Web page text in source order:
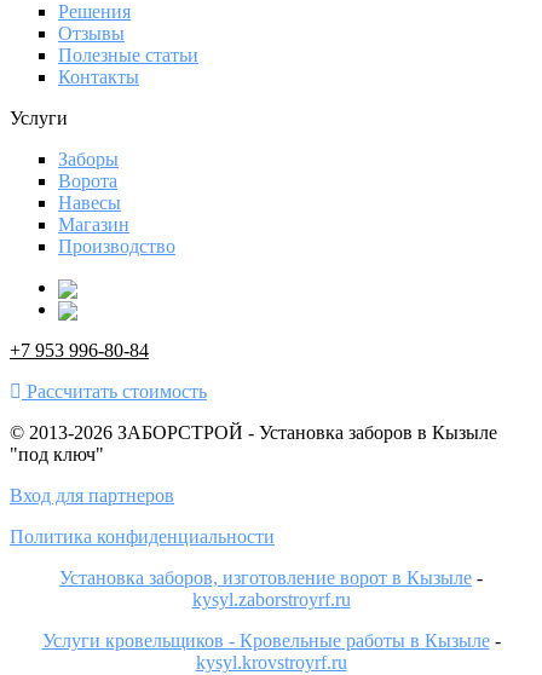
Решения
Отзывы
Полезные статьи
Контакты
Услуги
Заборы
Ворота
Навесы
Магазин
Производство
+7 953 996-80-84
Рассчитать стоимость
© 2013-2026 ЗАБОРСТРОЙ - Установка заборов в Кызыле
"под ключ"
Вход для партнеров
Политика конфиденциальности
Установка заборов, изготовление ворот в Кызыле -
kysyl.zaborstroyrf.ru
Услуги кровельщиков - Кровельные работы в Кызыле-
kysyl.krovstroyrf.ru